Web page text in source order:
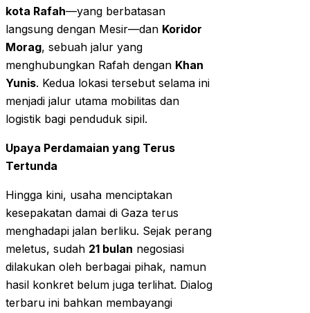
kota Rafah—yang berbatasan
langsung dengan Mesir—dan Koridor
Morag, sebuah jalur yang
menghubungkan Rafah dengan Khan
Yunis. Kedua lokasi tersebut selama ini
menjadi jalur utama mobilitas dan
logistik bagi penduduk sipil.
Upaya Perdamaian yang Terus
Tertunda
Hingga kini, usaha menciptakan
kesepakatan damai di Gaza terus
menghadapi jalan berliku. Sejak perang
meletus, sudah 21 bulan negosiasi
dilakukan oleh berbagai pihak, namun
hasil konkret belum juga terlihat. Dialog
terbaru ini bahkan membayangi